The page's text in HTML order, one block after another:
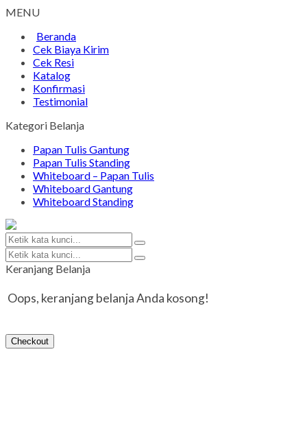
MENU
Beranda
Cek Biaya Kirim
Cek Resi
Katalog
Konfirmasi
Testimonial
Kategori Belanja
Papan Tulis Gantung
Papan Tulis Standing
Whiteboard – Papan Tulis
Whiteboard Gantung
Whiteboard Standing
Keranjang Belanja
Oops, keranjang belanja Anda kosong!
Checkout